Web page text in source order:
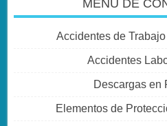
MENÚ DE
Accidentes de
Accidentes
Descargas en
Elementos de